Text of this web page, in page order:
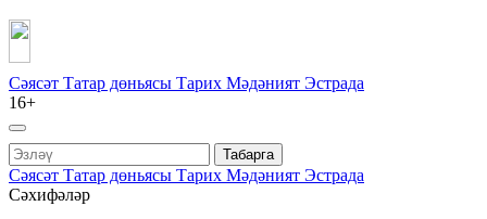
Сәясәт Татар дөньясы Тарих Мәдәният Эстрада
16+
Табарга
Сәясәт Татар дөньясы Тарих Мәдәният Эстрада
Сәхифәләр